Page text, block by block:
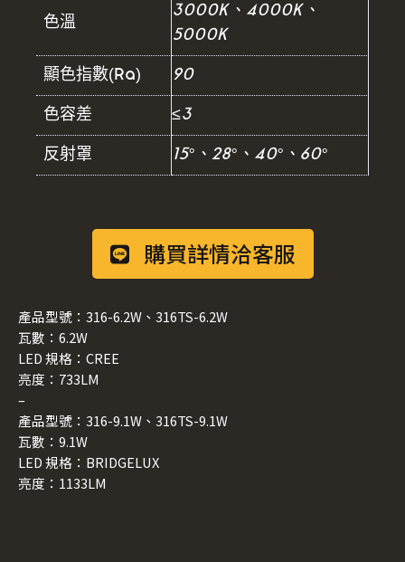
色溫
3000K、4000K、
5000K
顯色指數(Ra)
90
色容差
≤3
反射罩
15°、28°、40°、60°
購買詳情洽客服
產品型號：316-6.2W、316TS-6.2W
瓦數：6.2W
LED 規格：CREE
亮度：733LM
–
產品型號：316-9.1W、316TS-9.1W
瓦數：9.1W
LED 規格：BRIDGELUX
亮度：1133LM